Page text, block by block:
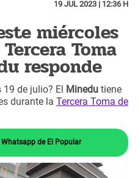
19 JUL 2023 | 12:36 H
miércoles
Toma
responde
de julio? El Minedu tiene
durante la Tercera Toma de
de El Popular